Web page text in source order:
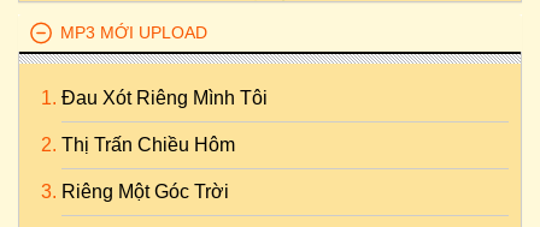
MP3 MỚI UPLOAD
Đau Xót Riêng Mình Tôi
Thị Trấn Chiều Hôm
Riêng Một Góc Trời